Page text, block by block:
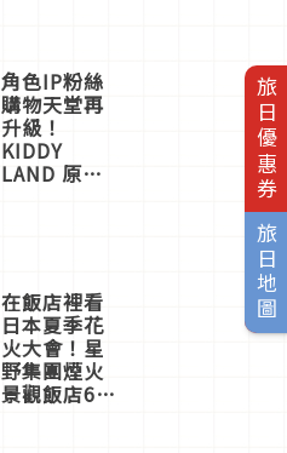
旅日優惠券
旅日地圖
一同給出了
答案
角色IP粉絲
購物天堂再
升級！
KIDDY
LAND 原宿
店3分即達
在飯店裡看
日本夏季花
火大會！星
野集團煙火
景觀飯店6